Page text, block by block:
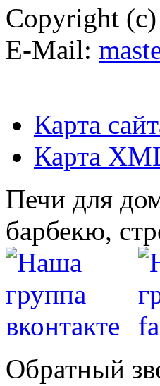
Copyright
E-Mail:
Карта
Карта
Печи для
барбекю,
Обратный